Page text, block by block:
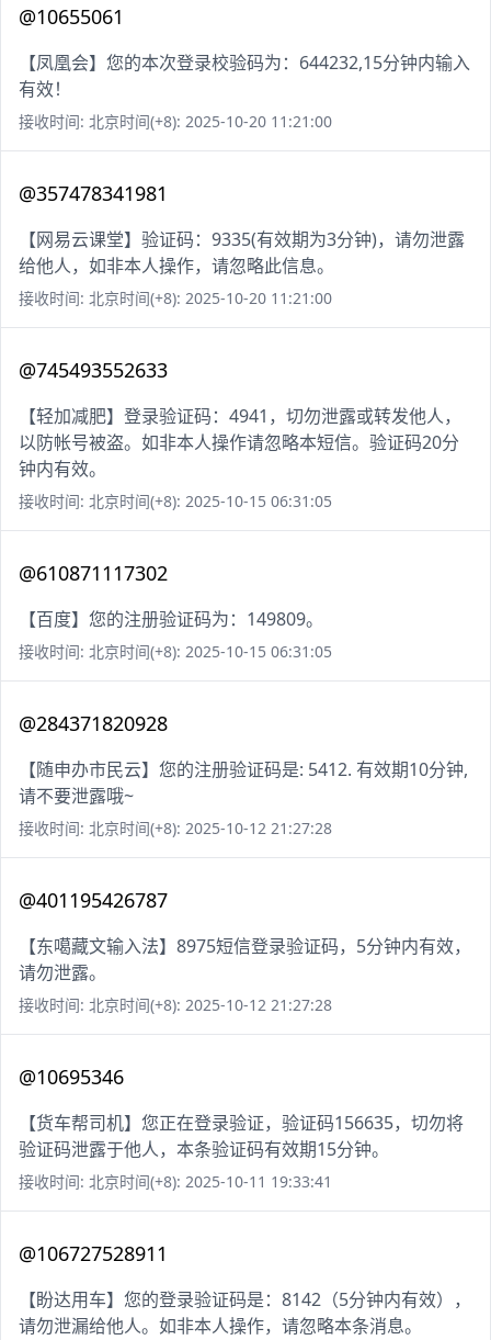
@10655061
【凤凰会】您的本次登录校验码为：644232,15分钟内输入
有效！
接收时间: 北京时间(+8): 2025-10-20 11:21:00
@357478341981
【网易云课堂】验证码：9335(有效期为3分钟)，请勿泄露
给他人，如非本人操作，请忽略此信息。
接收时间: 北京时间(+8): 2025-10-20 11:21:00
@745493552633
【轻加减肥】登录验证码：4941，切勿泄露或转发他人，
以防帐号被盗。如非本人操作请忽略本短信。验证码20分
钟内有效。
接收时间: 北京时间(+8): 2025-10-15 06:31:05
@610871117302
【百度】您的注册验证码为：149809。
接收时间: 北京时间(+8): 2025-10-15 06:31:05
@284371820928
【随申办市民云】您的注册验证码是: 5412. 有效期10分钟,
请不要泄露哦~
接收时间: 北京时间(+8): 2025-10-12 21:27:28
@401195426787
【东噶藏文输入法】8975短信登录验证码，5分钟内有效，
请勿泄露。
接收时间: 北京时间(+8): 2025-10-12 21:27:28
@10695346
【货车帮司机】您正在登录验证，验证码156635，切勿将
验证码泄露于他人，本条验证码有效期15分钟。
接收时间: 北京时间(+8): 2025-10-11 19:33:41
@106727528911
【盼达用车】您的登录验证码是：8142（5分钟内有效），
请勿泄漏给他人。如非本人操作，请忽略本条消息。